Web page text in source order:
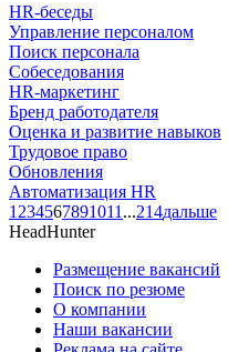
HR-беседы
Управление персоналом
Поиск персонала
Собеседования
HR-маркетинг
Бренд работодателя
Оценка и развитие навыков
Трудовое право
Обновления
Автоматизация HR
1 234567891011 ...214дальше
HeadHunter
Размещение вакансий
Поиск по резюме
О компании
Наши вакансии